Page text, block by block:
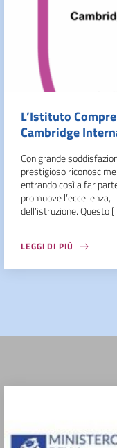
L’Istituto
Cambridge
Con grande
prestigioso
entrando così a far
promuove
dell’istruzione. Questo
LEGGI DI PIÙ